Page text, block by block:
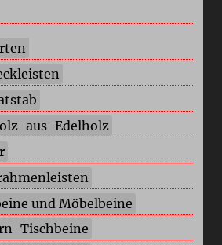
aus-Edelholz
und Möbelbeine
Tischbeine